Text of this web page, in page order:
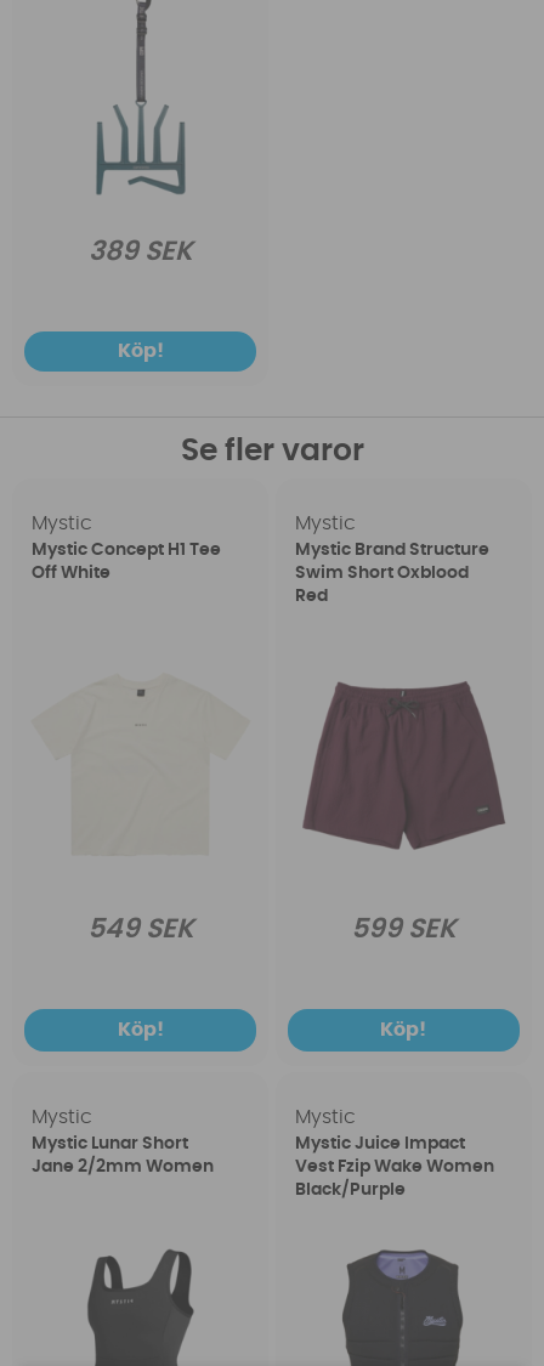
389 SEK
Köp!
Se fler varor
Mystic
Mystic Concept H1 Tee
Off White
549 SEK
Köp!
Mystic
Mystic Brand Structure
Swim Short Oxblood
Red
599 SEK
Köp!
Mystic
Mystic Lunar Short
Jane 2/2mm Women
Mystic
Mystic Juice Impact
Vest Fzip Wake Women
Black/Purple